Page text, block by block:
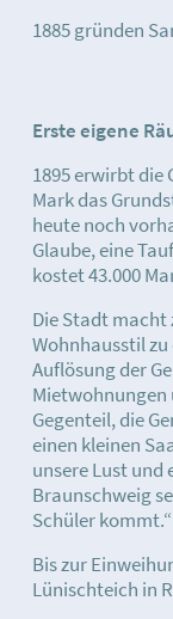
1885 gründen
Erste eigene
1895 erwirbt die
Mark das
heute noch
Glaube, eine
kostet 43.000
Die Stadt macht
Wohnhausstil
Auflösung der
Mietwohnungen
Gegenteil, die
einen kleinen
unsere Lust und
Braunschweig
Schüler kommt.“
Bis zur
Lünischteich in